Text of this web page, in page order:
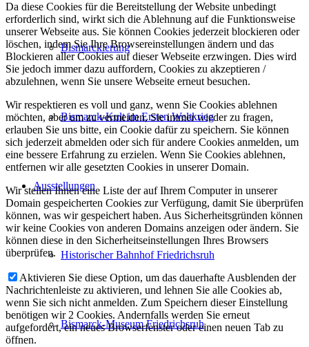
Bismarckierung
Bismarck-Kult im Ersten Weltkrieg
Ausstellungen
Historischer Bahnhof Friedrichsruh
Bismarck-Museum Friedrichsruh
Da diese Cookies für die Bereitstellung der Website unbedingt
erforderlich sind, wirkt sich die Ablehnung auf die Funktionsweise
unserer Webseite aus. Sie können Cookies jederzeit blockieren oder
löschen, indem Sie Ihre Browsereinstellungen ändern und das
Blockieren aller Cookies auf dieser Webseite erzwingen. Dies wird
Sie jedoch immer dazu auffordern, Cookies zu akzeptieren /
abzulehnen, wenn Sie unsere Webseite erneut besuchen.
Wir respektieren es voll und ganz, wenn Sie Cookies ablehnen
möchten, aber um zu vermeiden, Sie immer wieder zu fragen,
erlauben Sie uns bitte, ein Cookie dafür zu speichern. Sie können
sich jederzeit abmelden oder sich für andere Cookies anmelden, um
eine bessere Erfahrung zu erzielen. Wenn Sie Cookies ablehnen,
entfernen wir alle gesetzten Cookies in unserer Domain.
Wir stellen Ihnen eine Liste der auf Ihrem Computer in unserer
Domain gespeicherten Cookies zur Verfügung, damit Sie überprüfen
können, was wir gespeichert haben. Aus Sicherheitsgründen können
wir keine Cookies von anderen Domains anzeigen oder ändern. Sie
können diese in den Sicherheitseinstellungen Ihres Browsers
überprüfen.
Aktivieren Sie diese Option, um das dauerhafte Ausblenden der
Nachrichtenleiste zu aktivieren, und lehnen Sie alle Cookies ab,
wenn Sie sich nicht anmelden. Zum Speichern dieser Einstellung
benötigen wir 2 Cookies. Andernfalls werden Sie erneut
aufgefordert, ein neues Browserfenster oder einen neuen Tab zu
öffnen.